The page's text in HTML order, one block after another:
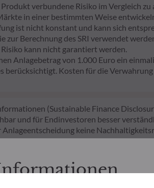
verbundene Risiko im Vergleich
in einer bestimmten Weise
ist nicht konstant und kann sich
Berechnung des SRI verwendet
kann nicht garantiert werden.
Anlagebetrag von 1.000 Euro ein
berücksichtigt. Kosten für die
(Sustainable Finance
und für Endinvestoren besser
keine
indem es ESG-Kriterien
verfolgt ein striktes
durch Ratings, die vom